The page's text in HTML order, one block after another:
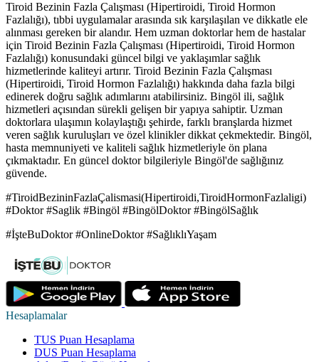
Tiroid Bezinin Fazla Çalışması (Hipertiroidi, Tiroid Hormon
Fazlalığı), tıbbi uygulamalar arasında sık karşılaşılan ve dikkatle ele
alınması gereken bir alandır. Hem uzman doktorlar hem de hastalar
için Tiroid Bezinin Fazla Çalışması (Hipertiroidi, Tiroid Hormon
Fazlalığı) konusundaki güncel bilgi ve yaklaşımlar sağlık
hizmetlerinde kaliteyi artırır. Tiroid Bezinin Fazla Çalışması
(Hipertiroidi, Tiroid Hormon Fazlalığı) hakkında daha fazla bilgi
edinerek doğru sağlık adımlarını atabilirsiniz. Bingöl ili, sağlık
hizmetleri açısından sürekli gelişen bir yapıya sahiptir. Uzman
doktorlara ulaşımın kolaylaştığı şehirde, farklı branşlarda hizmet
veren sağlık kuruluşları ve özel klinikler dikkat çekmektedir. Bingöl,
hasta memnuniyeti ve kaliteli sağlık hizmetleriyle ön plana
çıkmaktadır. En güncel doktor bilgileriyle Bingöl'de sağlığınız
güvende.
#TiroidBezininFazlaÇalismasi(Hipertiroidi,TiroidHormonFazlaligi)
#Doktor #Saglik #Bingöl #BingölDoktor #BingölSağlık
#İşteBuDoktor #OnlineDoktor #SağlıklıYaşam
Hesaplamalar
TUS Puan Hesaplama
DUS Puan Hesaplama